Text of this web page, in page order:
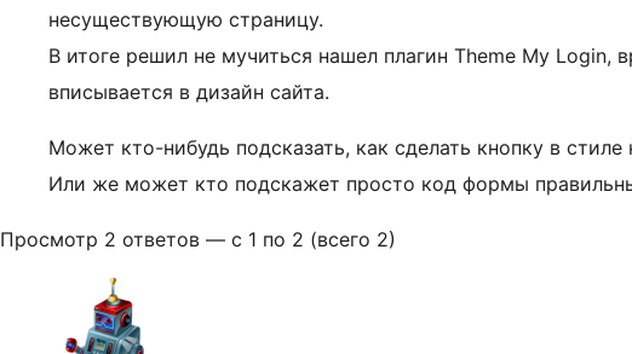
несуществующую страницу.
В итоге решил не мучиться нашел плагин Theme My Login,
вписывается в дизайн сайта.
Может кто-нибудь подсказать, как сделать кнопку в
Или же может кто подскажет просто код формы
Просмотр 2 ответов — с 1 по 2 (всего 2)